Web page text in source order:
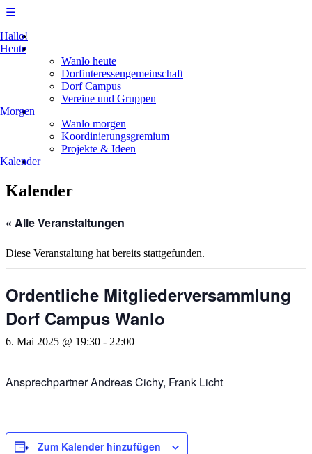
☰
Skip
to
Hallo!
Heute
Wanlo heute
Dorfinteressengemeinschaft
Dorf Campus
Vereine und Gruppen
Morgen
Wanlo morgen
Koordinierungsgremium
Projekte & Ideen
Kalender
Kalender
« Alle Veranstaltungen
Diese Veranstaltung hat bereits stattgefunden.
Ordentliche Mitgliederversammlung
Dorf Campus Wanlo
6. Mai 2025 @ 19:30 - 22:00
Ansprechpartner Andreas Cichy, Frank Licht
Zum Kalender hinzufügen